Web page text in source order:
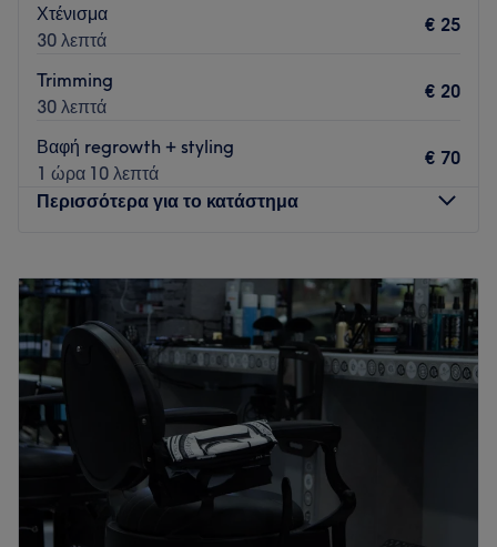
Χτένισμα
30 λεπτά
€ 25
Trimming
30 λεπτά
€ 20
Βαφή regrowth + styling
1 ώρα 10 λεπτά
€ 70
Περισσότερα για το κατάστημα
Τρίτη
10:00–19:00
Τετάρτη
10:00–19:00
Πέμπτη
10:00–19:00
Παρασκευή
10:00– 19:00
Σάββατο
Κυριακή
Το TETARTIA Salon βρίσκεται στο κέντρο της Θεσσαλονίκης
από το 2005. Από την πρώτη μέρα, ο στόχος μας ήταν να
δημιουργήσουμε έναν χώρο όπου χαλαρώνουμε και